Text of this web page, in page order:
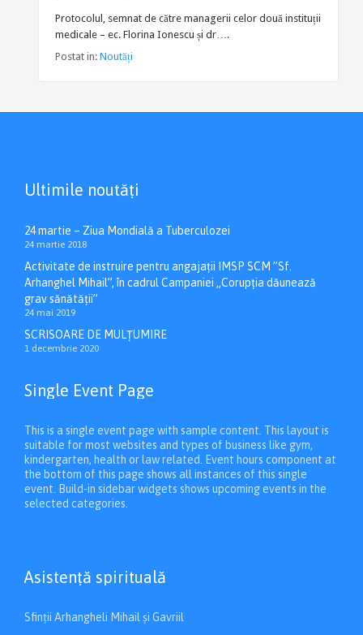
Protocolul, semnat de către managerii celor două instituții
medicale – ec. Florina Ionescu și dr….
Postat in: Noutăți
Ultimile noutăți
24 martie – Ziua Mondială a Tuberculozei
24 martie 2018
Activitate de instruire pentru angajații IMSP SCM ”Sf.
Arhanghel Mihail”, în cadrul Campaniei „Corupția dăunează
grav sănătății”
24 mai 2019
SCRISOARE DE MULȚUMIRE
1 decembrie 2020
Single Event Page
This is a single event page with sample content. This layout is
suitable for most websites and types of business like gym,
kindergarten, health or law related. Event hours component at
the bottom of this page shows all instances of this single
event. Build-in sidebar widgets shows upcoming events in the
selected categories.
Asistenţă spirituală
Sfinții Arhangheli Mihail și Gavriil